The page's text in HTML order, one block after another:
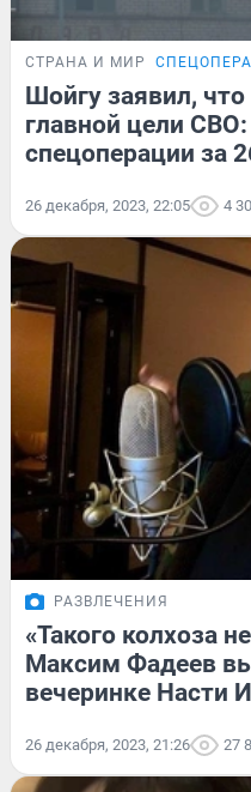
СТРАНА И МИР
Шойгу заявил,
главной цели
спецоперации за
26 декабря, 2023, 22:05 4
РАЗВЛЕЧЕНИЯ
«Такого колхоза
Максим Фадеев
вечеринке Насти
26 декабря, 2023, 21:26 27